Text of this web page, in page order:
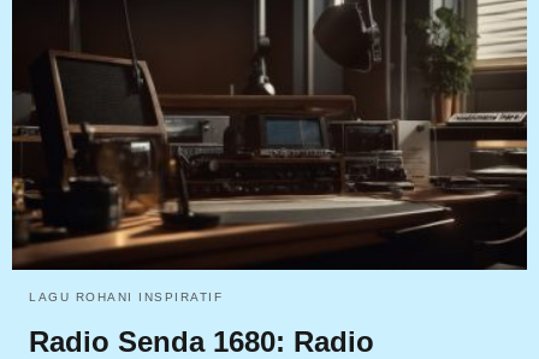
LAGU ROHANI INSPIRATIF
Radio Senda 1680: Radio